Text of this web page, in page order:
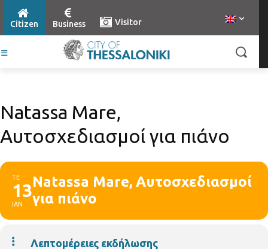
Citizen Business Visitor
Natassa Mare,
Αυτοσχεδιασμοί για πιάνο
ΤΕ
13
ΙΑΝ
Natassa Mare, Αυτοσχεδιασμοί
για πιάνο
Λεπτομέρειες εκδήλωσης